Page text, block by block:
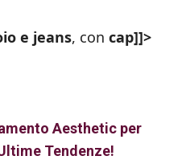
e jeans, con cap]]>
Aesthetic per
Tendenze!